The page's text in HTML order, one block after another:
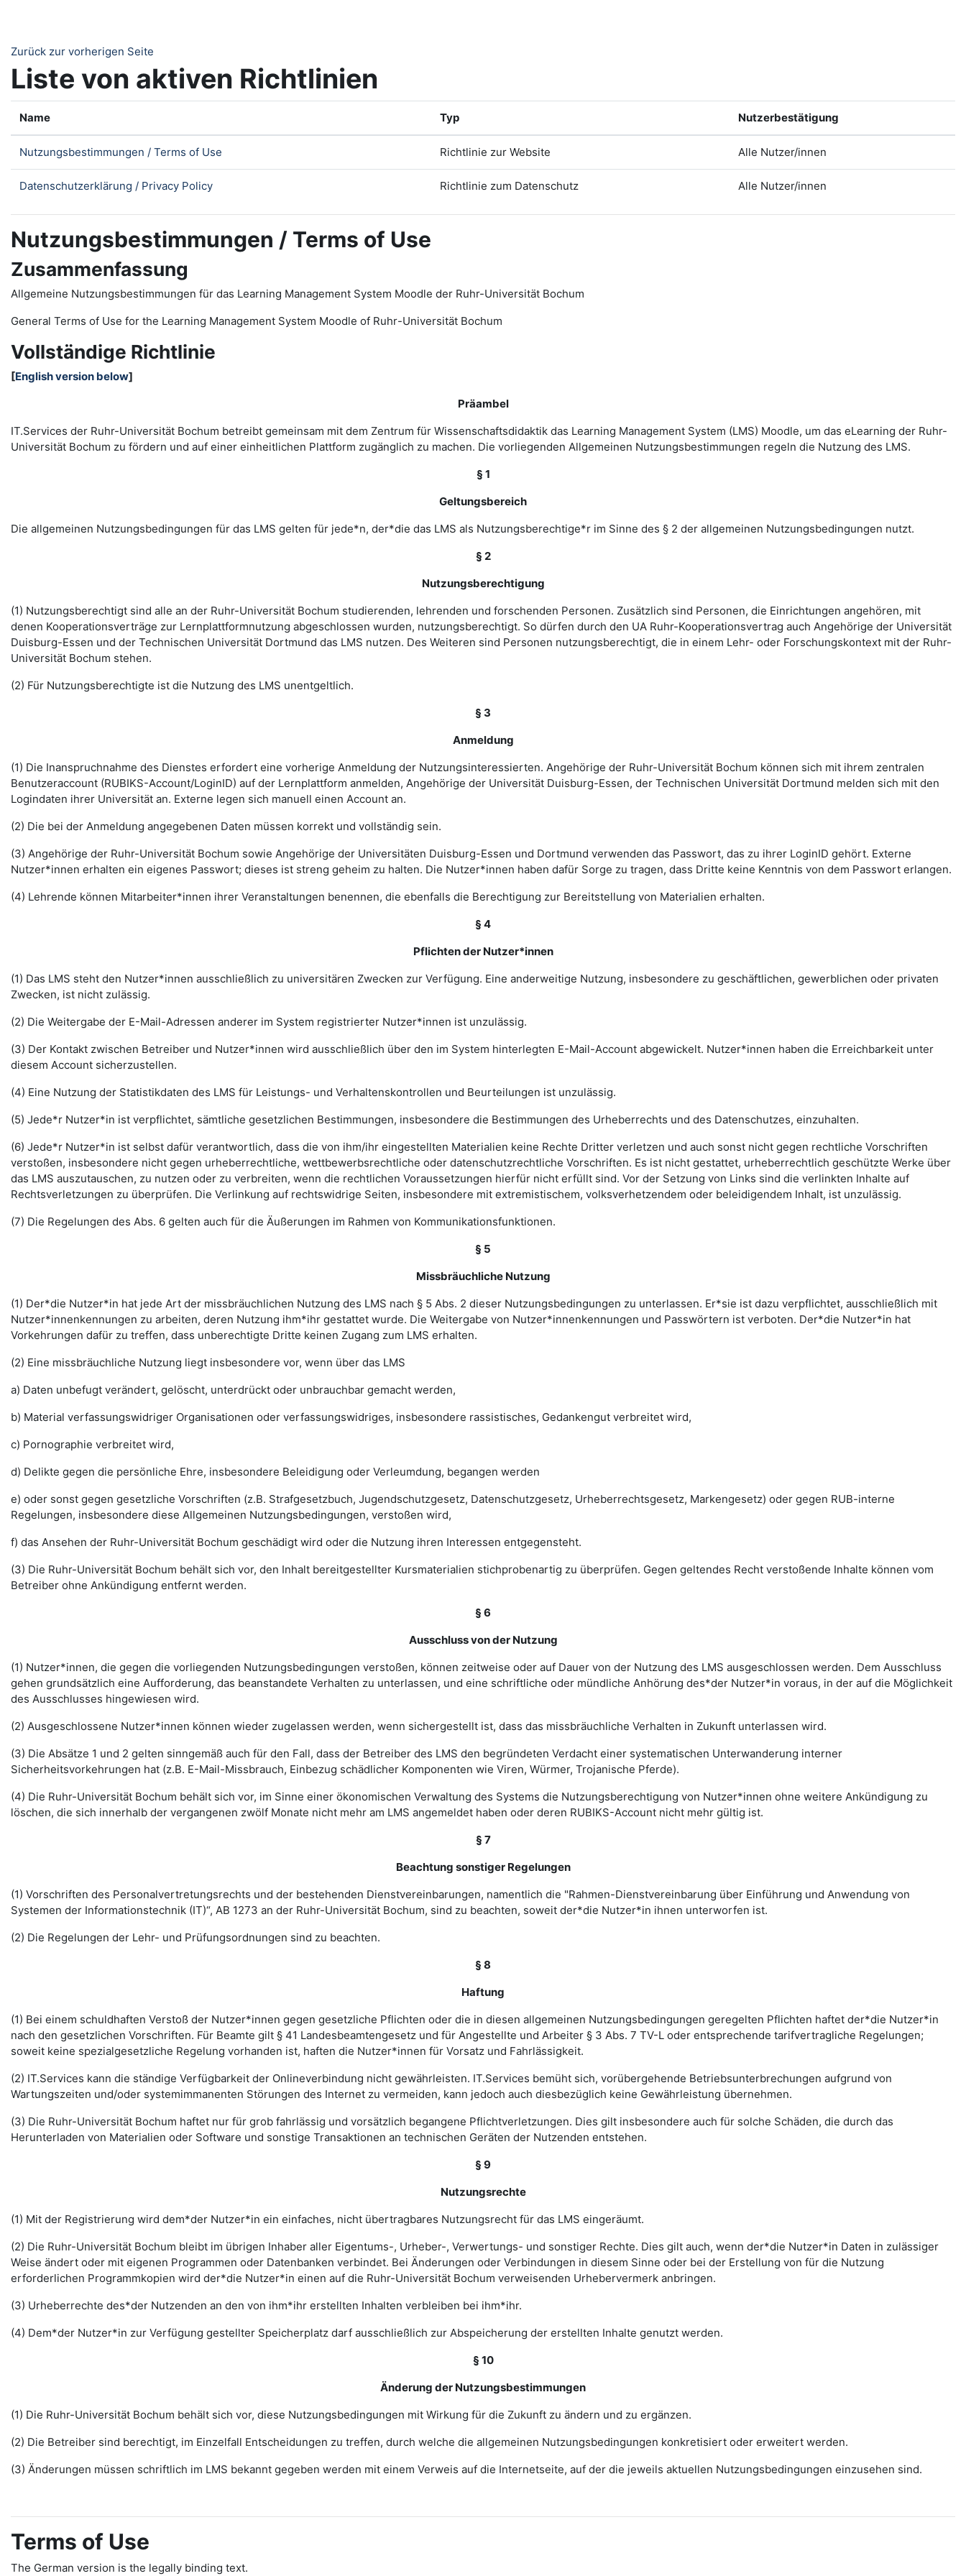
Zurück zur vorherigen Seite
Liste von aktiven Richtlinien
Name Typ Nutzerbestätigung
Nutzungsbestimmungen / Terms of Use Richtlinie zur Website Alle Nutzer/innen
Datenschutzerklärung / Privacy Policy Richtlinie zum Datenschutz Alle Nutzer/innen
Nutzungsbestimmungen / Terms of Use
Zusammenfassung
Allgemeine Nutzungsbestimmungen für das Learning Management System Moodle der Ruhr-Universität Bochum
General Terms of Use for the Learning Management System Moodle of Ruhr-Universität Bochum
Vollständige Richtlinie
[English version below]
Präambel
IT.Services der Ruhr-Universität Bochum betreibt gemeinsam mit dem Zentrum für Wissenschaftsdidaktik das Learning Management System (LMS) Moodle, um das eLearning der Ruhr-
Universität Bochum zu fördern und auf einer einheitlichen Plattform zugänglich zu machen. Die vorliegenden Allgemeinen Nutzungsbestimmungen regeln die Nutzung des LMS.
§ 1
Geltungsbereich
Die allgemeinen Nutzungsbedingungen für das LMS gelten für jede*n, der*die das LMS als Nutzungsberechtige*r im Sinne des § 2 der allgemeinen Nutzungsbedingungen nutzt.
§ 2
Nutzungsberechtigung
(1) Nutzungsberechtigt sind alle an der Ruhr-Universität Bochum studierenden, lehrenden und forschenden Personen. Zusätzlich sind Personen, die Einrichtungen angehören, mit
denen Kooperationsverträge zur Lernplattformnutzung abgeschlossen wurden, nutzungsberechtigt. So dürfen durch den UA Ruhr-Kooperationsvertrag auch Angehörige der Universität
Duisburg-Essen und der Technischen Universität Dortmund das LMS nutzen. Des Weiteren sind Personen nutzungsberechtigt, die in einem Lehr- oder Forschungskontext mit der Ruhr-
Universität Bochum stehen.
(2) Für Nutzungsberechtigte ist die Nutzung des LMS unentgeltlich.
§ 3
Anmeldung
(1) Die Inanspruchnahme des Dienstes erfordert eine vorherige Anmeldung der Nutzungsinteressierten. Angehörige der Ruhr-Universität Bochum können sich mit ihrem zentralen
Benutzeraccount (RUBIKS-Account/LoginID) auf der Lernplattform anmelden, Angehörige der Universität Duisburg-Essen, der Technischen Universität Dortmund melden sich mit den
Logindaten ihrer Universität an. Externe legen sich manuell einen Account an.
(2) Die bei der Anmeldung angegebenen Daten müssen korrekt und vollständig sein.
(3) Angehörige der Ruhr-Universität Bochum sowie Angehörige der Universitäten Duisburg-Essen und Dortmund verwenden das Passwort, das zu ihrer LoginID gehört. Externe
Nutzer*innen erhalten ein eigenes Passwort; dieses ist streng geheim zu halten. Die Nutzer*innen haben dafür Sorge zu tragen, dass Dritte keine Kenntnis von dem Passwort erlangen.
(4) Lehrende können Mitarbeiter*innen ihrer Veranstaltungen benennen, die ebenfalls die Berechtigung zur Bereitstellung von Materialien erhalten.
§ 4
Pflichten der Nutzer*innen
(1) Das LMS steht den Nutzer*innen ausschließlich zu universitären Zwecken zur Verfügung. Eine anderweitige Nutzung, insbesondere zu geschäftlichen, gewerblichen oder privaten
Zwecken, ist nicht zulässig.
(2) Die Weitergabe der E-Mail-Adressen anderer im System registrierter Nutzer*innen ist unzulässig.
(3) Der Kontakt zwischen Betreiber und Nutzer*innen wird ausschließlich über den im System hinterlegten E-Mail-Account abgewickelt. Nutzer*innen haben die Erreichbarkeit unter
diesem Account sicherzustellen.
(4) Eine Nutzung der Statistikdaten des LMS für Leistungs- und Verhaltenskontrollen und Beurteilungen ist unzulässig.
(5) Jede*r Nutzer*in ist verpflichtet, sämtliche gesetzlichen Bestimmungen, insbesondere die Bestimmungen des Urheberrechts und des Datenschutzes, einzuhalten.
(6) Jede*r Nutzer*in ist selbst dafür verantwortlich, dass die von ihm/ihr eingestellten Materialien keine Rechte Dritter verletzen und auch sonst nicht gegen rechtliche Vorschriften
verstoßen, insbesondere nicht gegen urheberrechtliche, wettbewerbsrechtliche oder datenschutzrechtliche Vorschriften. Es ist nicht gestattet, urheberrechtlich geschützte Werke über
das LMS auszutauschen, zu nutzen oder zu verbreiten, wenn die rechtlichen Voraussetzungen hierfür nicht erfüllt sind. Vor der Setzung von Links sind die verlinkten Inhalte auf
Rechtsverletzungen zu überprüfen. Die Verlinkung auf rechtswidrige Seiten, insbesondere mit extremistischem, volksverhetzendem oder beleidigendem Inhalt, ist unzulässig.
(7) Die Regelungen des Abs. 6 gelten auch für die Äußerungen im Rahmen von Kommunikationsfunktionen.
§ 5
Missbräuchliche Nutzung
(1) Der*die Nutzer*in hat jede Art der missbräuchlichen Nutzung des LMS nach § 5 Abs. 2 dieser Nutzungsbedingungen zu unterlassen. Er*sie ist dazu verpflichtet, ausschließlich mit
Nutzer*innenkennungen zu arbeiten, deren Nutzung ihm*ihr gestattet wurde. Die Weitergabe von Nutzer*innenkennungen und Passwörtern ist verboten. Der*die Nutzer*in hat
Vorkehrungen dafür zu treffen, dass unberechtigte Dritte keinen Zugang zum LMS erhalten.
(2) Eine missbräuchliche Nutzung liegt insbesondere vor, wenn über das LMS
a) Daten unbefugt verändert, gelöscht, unterdrückt oder unbrauchbar gemacht werden,
b) Material verfassungswidriger Organisationen oder verfassungswidriges, insbesondere rassistisches, Gedankengut verbreitet wird,
c) Pornographie verbreitet wird,
d) Delikte gegen die persönliche Ehre, insbesondere Beleidigung oder Verleumdung, begangen werden
e) oder sonst gegen gesetzliche Vorschriften (z.B. Strafgesetzbuch, Jugendschutzgesetz, Datenschutzgesetz, Urheberrechtsgesetz, Markengesetz) oder gegen RUB-interne
Regelungen, insbesondere diese Allgemeinen Nutzungsbedingungen, verstoßen wird,
f) das Ansehen der Ruhr-Universität Bochum geschädigt wird oder die Nutzung ihren Interessen entgegensteht.
(3) Die Ruhr-Universität Bochum behält sich vor, den Inhalt bereitgestellter Kursmaterialien stichprobenartig zu überprüfen. Gegen geltendes Recht verstoßende Inhalte können vom
Betreiber ohne Ankündigung entfernt werden.
§ 6
Ausschluss von der Nutzung
(1) Nutzer*innen, die gegen die vorliegenden Nutzungsbedingungen verstoßen, können zeitweise oder auf Dauer von der Nutzung des LMS ausgeschlossen werden. Dem Ausschluss
gehen grundsätzlich eine Aufforderung, das beanstandete Verhalten zu unterlassen, und eine schriftliche oder mündliche Anhörung des*der Nutzer*in voraus, in der auf die Möglichkeit
des Ausschlusses hingewiesen wird.
(2) Ausgeschlossene Nutzer*innen können wieder zugelassen werden, wenn sichergestellt ist, dass das missbräuchliche Verhalten in Zukunft unterlassen wird.
(3) Die Absätze 1 und 2 gelten sinngemäß auch für den Fall, dass der Betreiber des LMS den begründeten Verdacht einer systematischen Unterwanderung interner
Sicherheitsvorkehrungen hat (z.B. E-Mail-Missbrauch, Einbezug schädlicher Komponenten wie Viren, Würmer, Trojanische Pferde).
(4) Die Ruhr-Universität Bochum behält sich vor, im Sinne einer ökonomischen Verwaltung des Systems die Nutzungsberechtigung von Nutzer*innen ohne weitere Ankündigung zu
löschen, die sich innerhalb der vergangenen zwölf Monate nicht mehr am LMS angemeldet haben oder deren RUBIKS-Account nicht mehr gültig ist.
§ 7
Beachtung sonstiger Regelungen
(1) Vorschriften des Personalvertretungsrechts und der bestehenden Dienstvereinbarungen, namentlich die "Rahmen-Dienstvereinbarung über Einführung und Anwendung von
Systemen der Informationstechnik (IT)“, AB 1273 an der Ruhr-Universität Bochum, sind zu beachten, soweit der*die Nutzer*in ihnen unterworfen ist.
(2) Die Regelungen der Lehr- und Prüfungsordnungen sind zu beachten.
§ 8
Haftung
(1) Bei einem schuldhaften Verstoß der Nutzer*innen gegen gesetzliche Pflichten oder die in diesen allgemeinen Nutzungsbedingungen geregelten Pflichten haftet der*die Nutzer*in
nach den gesetzlichen Vorschriften. Für Beamte gilt § 41 Landesbeamtengesetz und für Angestellte und Arbeiter § 3 Abs. 7 TV-L oder entsprechende tarifvertragliche Regelungen;
soweit keine spezialgesetzliche Regelung vorhanden ist, haften die Nutzer*innen für Vorsatz und Fahrlässigkeit.
(2) IT.Services kann die ständige Verfügbarkeit der Onlineverbindung nicht gewährleisten. IT.Services bemüht sich, vorübergehende Betriebsunterbrechungen aufgrund von
Wartungszeiten und/oder systemimmanenten Störungen des Internet zu vermeiden, kann jedoch auch diesbezüglich keine Gewährleistung übernehmen.
(3) Die Ruhr-Universität Bochum haftet nur für grob fahrlässig und vorsätzlich begangene Pflichtverletzungen. Dies gilt insbesondere auch für solche Schäden, die durch das
Herunterladen von Materialien oder Software und sonstige Transaktionen an technischen Geräten der Nutzenden entstehen.
§ 9
Nutzungsrechte
(1) Mit der Registrierung wird dem*der Nutzer*in ein einfaches, nicht übertragbares Nutzungsrecht für das LMS eingeräumt.
(2) Die Ruhr-Universität Bochum bleibt im übrigen Inhaber aller Eigentums-, Urheber-, Verwertungs- und sonstiger Rechte. Dies gilt auch, wenn der*die Nutzer*in Daten in zulässiger
Weise ändert oder mit eigenen Programmen oder Datenbanken verbindet. Bei Änderungen oder Verbindungen in diesem Sinne oder bei der Erstellung von für die Nutzung
erforderlichen Programmkopien wird der*die Nutzer*in einen auf die Ruhr-Universität Bochum verweisenden Urhebervermerk anbringen.
(3) Urheberrechte des*der Nutzenden an den von ihm*ihr erstellten Inhalten verbleiben bei ihm*ihr.
(4) Dem*der Nutzer*in zur Verfügung gestellter Speicherplatz darf ausschließlich zur Abspeicherung der erstellten Inhalte genutzt werden.
§ 10
Änderung der Nutzungsbestimmungen
(1) Die Ruhr-Universität Bochum behält sich vor, diese Nutzungsbedingungen mit Wirkung für die Zukunft zu ändern und zu ergänzen.
(2) Die Betreiber sind berechtigt, im Einzelfall Entscheidungen zu treffen, durch welche die allgemeinen Nutzungsbedingungen konkretisiert oder erweitert werden.
(3) Änderungen müssen schriftlich im LMS bekannt gegeben werden mit einem Verweis auf die Internetseite, auf der die jeweils aktuellen Nutzungsbedingungen einzusehen sind.
Terms of Use
The German version is the legally binding text.